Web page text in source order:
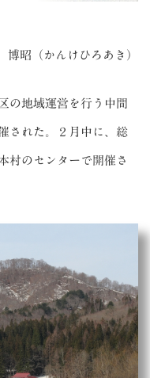
昭（かんけひろあき）
の地域運営を行う中間
された。２月中に、総
村のセンターで開催さ